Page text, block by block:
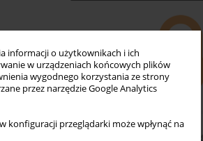
informacji o użytkownikach i ich
w urządzeniach końcowych plików
wygodnego korzystania ze strony
przez narzędzie Google Analytics
konfiguracji przeglądarki może wpłynąć na